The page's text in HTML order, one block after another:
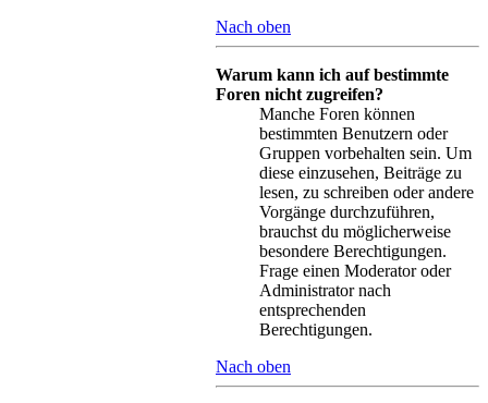
Nach oben
Warum kann ich auf bestimmte
Foren nicht zugreifen?
Manche Foren können
bestimmten Benutzern oder
Gruppen vorbehalten sein. Um
diese einzusehen, Beiträge zu
lesen, zu schreiben oder andere
Vorgänge durchzuführen,
brauchst du möglicherweise
besondere Berechtigungen.
Frage einen Moderator oder
Administrator nach
entsprechenden
Berechtigungen.
Nach oben